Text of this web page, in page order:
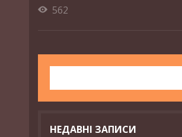
562
НЕДАВНІ ЗАПИСИ